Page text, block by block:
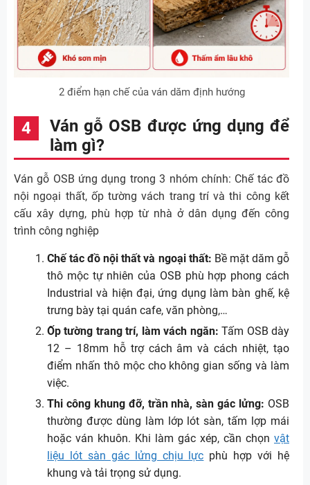
2 điểm hạn chế của ván dăm định hướng
Ván gỗ OSB được ứng dụng để
làm gì?
Ván gỗ OSB ứng dụng trong 3 nhóm chính: Chế tác đồ
nội ngoại thất, ốp tường vách trang trí và thi công kết
cấu xây dựng, phù hợp từ nhà ở dân dụng đến công
trình công nghiệp
Chế tác đồ nội thất và ngoại thất: Bề mặt dăm gỗ
thô mộc tự nhiên của OSB phù hợp phong cách
Industrial và hiện đại, ứng dụng làm bàn ghế, kệ
trưng bày tại quán cafe, văn phòng,…
Ốp tường trang trí, làm vách ngăn: Tấm OSB dày
12 – 18mm hỗ trợ cách âm và cách nhiệt, tạo
điểm nhấn thô mộc cho không gian sống và làm
việc.
Thi công khung đỡ, trần nhà, sàn gác lửng: OSB
thường được dùng làm lớp lót sàn, tấm lợp mái
hoặc ván khuôn. Khi làm gác xép, cần chọn vật
liệu lót sàn gác lửng chịu lực phù hợp với hệ
khung và tải trọng sử dụng.